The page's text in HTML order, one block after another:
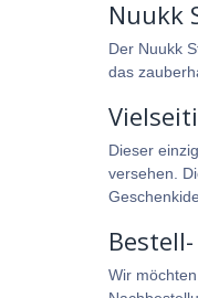
Nuukk
Der Nuukk
das
Dieser
versehen.
Wir